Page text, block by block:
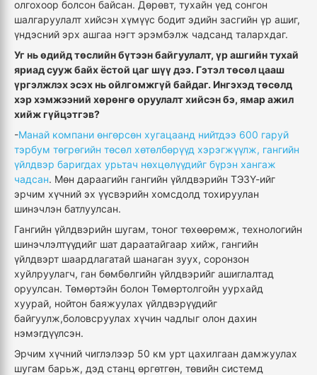
олгохоор болсон байсан. Дөрөвт, тухайн үед сонгон
шалгаруулалт хийсэн хүмүүс бодит эдийн засгийн үр ашиг,
үндэсний эрх ашгаа нэгт эрэмбэлж чадсанд талархдаг.
Уг нь өдийд төслийн бүтээн байгуулалт, үр ашгийн тухай
яриад сууж байх ёстой цаг шүү дээ. Гэтэл төсөл цааш
үргэлжлэх эсэх нь ойлгомжгүй байдаг. Ингэхэд төсөлд
хэр хэмжээний хөрөнгө оруулалт хийсэн бэ, ямар ажил
хийж гүйцэтгэв?
-Манай компани өнгөрсөн хугацаанд нийтдээ 600 гаруй
тэрбум төгрөгийн төсөл хөтөлбөрүүд хэрэгжүүлж, гангийн
үйлдвэр баригдах урьтач нөхцөлүүдийг бүрэн хангаж
чадсан. Мөн дараагийн гангийн үйлдвэрийн ТЭЗҮ-ийг
эрчим хүчний эх үүсвэрийн хомсдолд тохируулан
шинэчлэн батлуулсан.
Гангийн үйлдвэрийн шугам, тоног төхөөрөмж, технологийн
шинэчлэлтүүдийг шат дараатайгаар хийж, гангийн
үйлдвэрт шаардлагатай шанаган зуух, соронзон
хуйлруулагч, ган бөмбөлгийн үйлдвэрийг ашиглалтад
оруулсан. Төмөртэйн болон Төмөртолгойн уурхайд
хуурай, нойтон баяжуулах үйлдвэрүүдийг
байгуулж,боловсруулах хүчин чадлыг олон дахин
нэмэгдүүлсэн.
Эрчим хүчний чиглэлээр 50 км урт цахилгаан дамжуулах
шугам барьж, дэд станц өргөтгөн, төвийн системд